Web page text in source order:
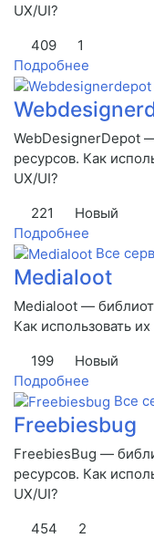
UX/UI?
409
1
Подробнее
WebDesignerDepot
ресурсов. Как
UX/UI?
221
Новый
Подробнее
Все
Medialoot
Medialoot —
Как использовать
199
Новый
Подробнее
Все
Freebiesbug
FreebiesBug —
ресурсов. Как
UX/UI?
454
2